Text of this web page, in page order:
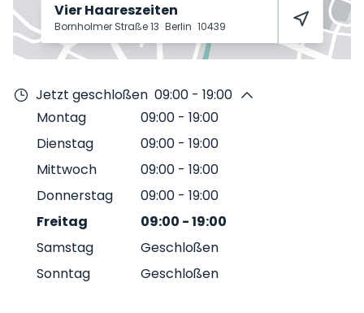
Vier Haareszeiten
Bornholmer Straße 13 Berlin 10439
Jetzt geschloßen 09:00 - 19:00
Montag
09:00 - 19:00
Dienstag
09:00 - 19:00
Mittwoch
09:00 - 19:00
Donnerstag
09:00 - 19:00
Freitag
09:00 -19:00
Samstag
Geschloßen
Sonntag
Geschloßen